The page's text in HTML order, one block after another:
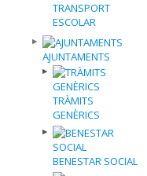
TRANSPORT
ESCOLAR
AJUNTAMENTS
TRÀMITS
GENÈRICS
BENESTAR SOCIAL